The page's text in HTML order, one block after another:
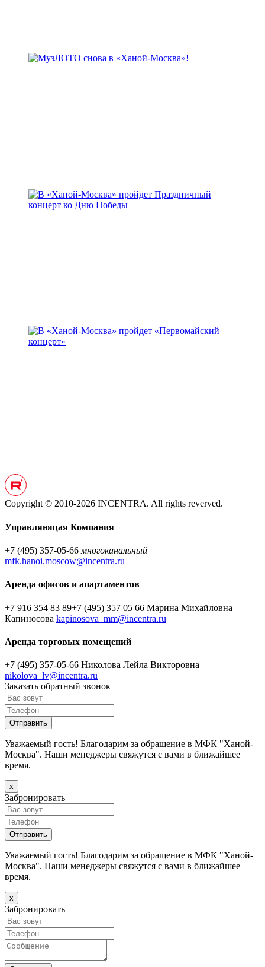
Copyright © 2010-2026 INCENTRA. All rights reverved.
Управляющая Компания
+7 (495) 357-05-66 многоканальный
mfk.hanoi.moscow@incentra.ru
Аренда офисов и апартаментов
+7 916 354 83 89+7 (495) 357 05 66 Марина Михайловна
Капиносова kapinosova_mm@incentra.ru
Аренда торговых помещений
+7 (495) 357-05-66 Николова Лейла Викторовна
nikolova_lv@incentra.ru
Заказать обратный звонок
Уважаемый гость! Благодарим за обращение в МФК "Ханой-
Москва". Наши менеджеры свяжутся с вами в ближайшее
время.
х
Забронировать
Уважаемый гость! Благодарим за обращение в МФК "Ханой-
Москва". Наши менеджеры свяжутся с вами в ближайшее
время.
х
Забронировать